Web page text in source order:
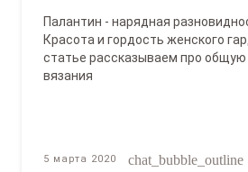
Палантин - нарядная
Красота и гордость женского
статье рассказываем про общую
вязания
5 марта 2020 chat_bubble_outline